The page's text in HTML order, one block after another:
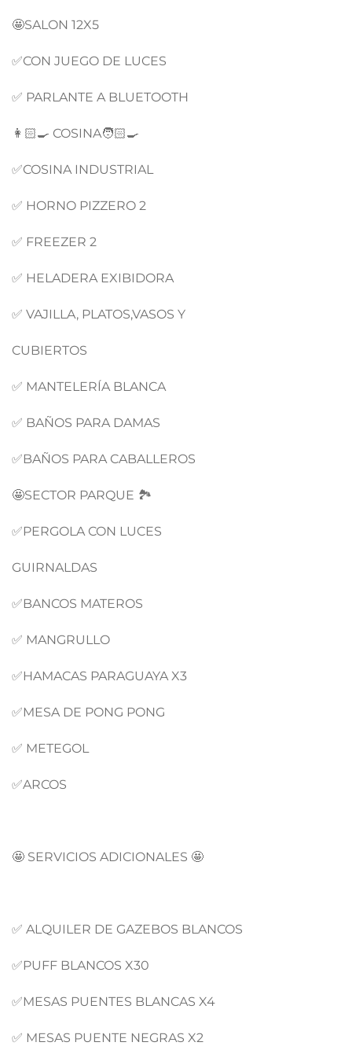
🤩SALON 12X5
✅CON JUEGO DE LUCES
✅ PARLANTE A BLUETOOTH
👩🏻‍🍳 COSINA🧑🏻‍🍳
✅COSINA INDUSTRIAL
✅ HORNO PIZZERO 2
✅ FREEZER 2
✅ HELADERA EXIBIDORA
✅ VAJILLA, PLATOS,VASOS Y
CUBIERTOS
✅ MANTELERÍA BLANCA
✅ BAÑOS PARA DAMAS
✅BAÑOS PARA CABALLEROS
🤩SECTOR PARQUE 🏞️
✅PERGOLA CON LUCES
GUIRNALDAS
✅BANCOS MATEROS
✅ MANGRULLO
✅HAMACAS PARAGUAYA X3
✅MESA DE PONG PONG
✅ METEGOL
✅ARCOS
🤩 SERVICIOS ADICIONALES 🤩
✅ ALQUILER DE GAZEBOS BLANCOS
✅PUFF BLANCOS X30
✅MESAS PUENTES BLANCAS X4
✅ MESAS PUENTE NEGRAS X2